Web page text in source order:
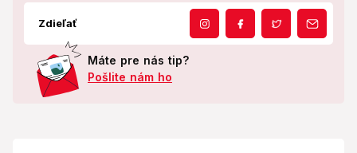
Zdieľať
Máte pre nás tip?
Pošlite nám ho